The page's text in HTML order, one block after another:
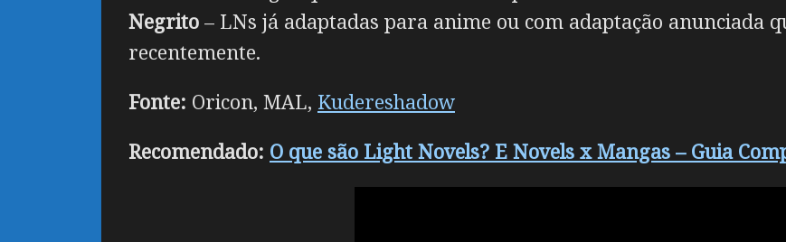
Negrito – LNs já adaptadas para anime ou com adaptação anunciada
recentemente.
Fonte: Oricon, MAL, Kudereshadow
Recomendado: O que são Light Novels? E Novels x Mangas – Guia